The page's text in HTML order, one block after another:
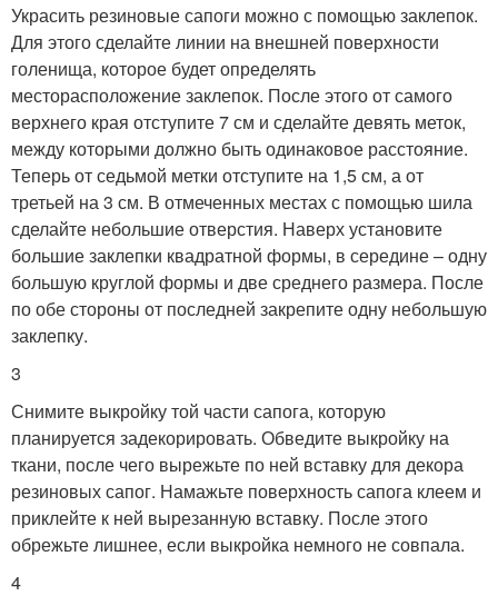
Украсить резиновые сапоги можно с помощью заклепок.
Для этого сделайте линии на внешней поверхности
голенища, которое будет определять
месторасположение заклепок. После этого от самого
верхнего края отступите 7 см и сделайте девять меток,
между которыми должно быть одинаковое расстояние.
Теперь от седьмой метки отступите на 1,5 см, а от
третьей на 3 см. В отмеченных местах с помощью шила
сделайте небольшие отверстия. Наверх установите
большие заклепки квадратной формы, в середине – одну
большую круглой формы и две среднего размера. После
по обе стороны от последней закрепите одну небольшую
заклепку.
3
Снимите выкройку той части сапога, которую
планируется задекорировать. Обведите выкройку на
ткани, после чего вырежьте по ней вставку для декора
резиновых сапог. Намажьте поверхность сапога клеем и
приклейте к ней вырезанную вставку. После этого
обрежьте лишнее, если выкройка немного не совпала.
4